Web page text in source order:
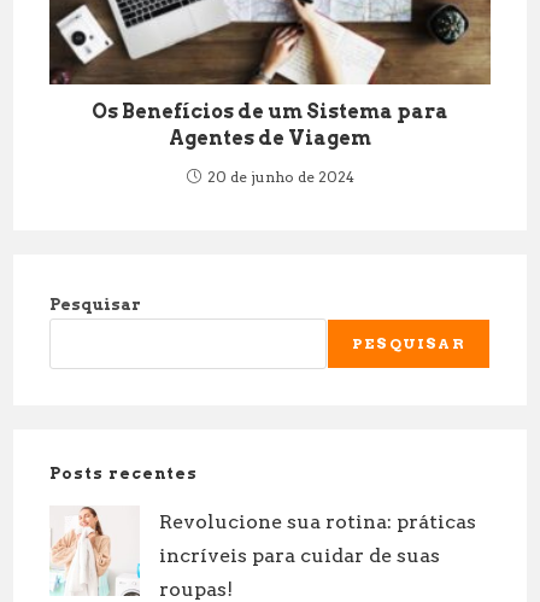
Os Benefícios de um Sistema para
Agentes de Viagem
20 de junho de 2024
Pesquisar
PESQUISAR
Posts recentes
Revolucione sua rotina: práticas
incríveis para cuidar de suas
roupas!